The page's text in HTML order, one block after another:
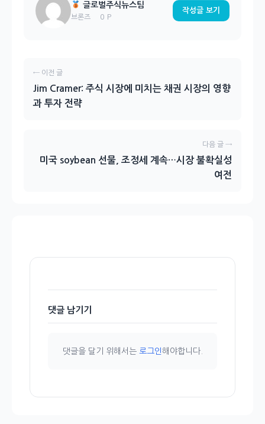
글로벌주식뉴스팀
브론즈 0 P
작성글 보기
← 이전 글
Jim Cramer: 주식 시장에 미치는 채권 시장의 영향
과 투자 전략
다음 글 →
미국 soybean 선물, 조정세 계속…시장 불확실성
여전
댓글 남기기
댓글을 달기 위해서는 로그인해야합니다.